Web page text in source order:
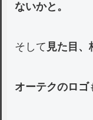
ないかと。
そして 見た目、
オーテクのロゴ